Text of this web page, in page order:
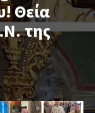
Θεία
της